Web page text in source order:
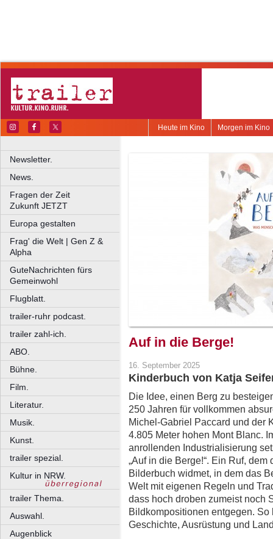
Morgen im Kino
Heute im Kino
Newsletter.
News.
Fragen der Zeit
Zukunft JETZT
Europa gestalten
Frag' die Welt | Gen Z &
Alpha
GuteNachrichten fürs
Gemeinwohl
Flugblatt.
trailer-ruhr podcast.
trailer zahl-ich.
ABO.
Bühne.
Film.
Literatur.
Musik.
Kunst.
trailer spezial.
Kultur in NRW.
trailer Thema.
Auswahl.
Augenblick
Auf in die Berge!
16. September 2025
Kinderbuch von Katja
Die Idee, einen Berg zu
250 Jahren für vollkommen
Michel-Gabriel Paccard und der
4.805 Meter hohen Mont Blanc.
anrollenden Industrialisierung
„Auf in die Berge!“. Ein Ruf,
Bilderbuch widmet, in dem das
Welt mit eigenen Regeln und
dass hoch droben zumeist noch
Bildkompositionen entgegen.
Geschichte, Ausrüstung und